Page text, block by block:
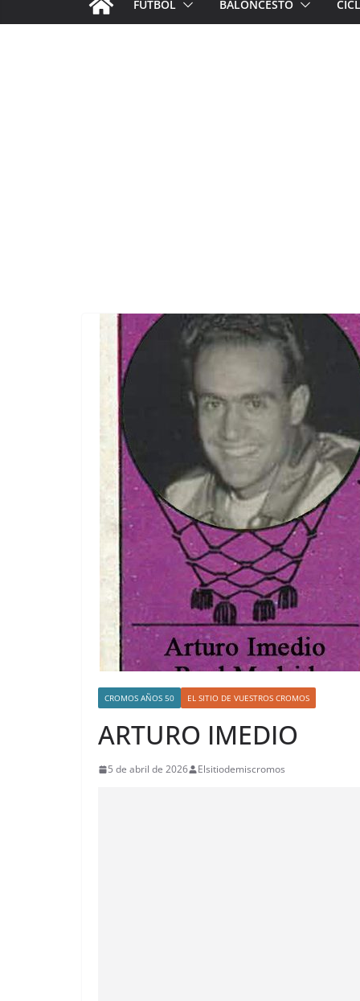
FÚTBOL BALONCESTO
CROMOS AÑOS 50 EL SITIO DE VUESTROS CROMOS
ARTURO IMEDIO
5 de abril de 2026 Elsitiodemiscromos